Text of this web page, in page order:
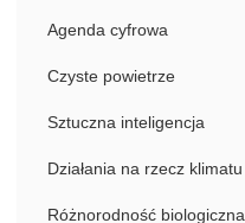
Agenda cyfrowa
Czyste powietrze
Sztuczna inteligencja
Działania na rzecz klimatu
Różnorodność biologiczna